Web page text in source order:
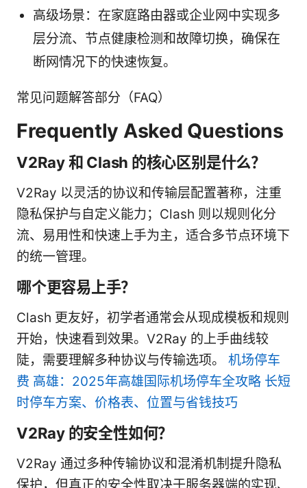
高级场景：在家庭路由器或企业网中实现多
层分流、节点健康检测和故障切换，确保在
断网情况下的快速恢复。
常见问题解答部分（FAQ）
Frequently Asked Questions
V2Ray 和 Clash 的核心区别是什么？
V2Ray 以灵活的协议和传输层配置著称，注重
隐私保护与自定义能力；Clash 则以规则化分
流、易用性和快速上手为主，适合多节点环境下
的统一管理。
哪个更容易上手？
Clash 更友好，初学者通常会从现成模板和规则
开始，快速看到效果。V2Ray 的上手曲线较
陡，需要理解多种协议与传输选项。 机场停车
费 高雄：2025年高雄国际机场停车全攻略 长短
时停车方案、价格表、位置与省钱技巧
V2Ray 的安全性如何？
V2Ray 通过多种传输协议和混淆机制提升隐私
保护，但真正的安全性取决于服务器端的实现、